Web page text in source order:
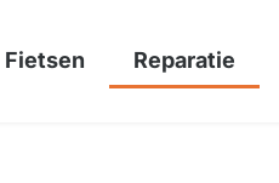
Fietsen Reparatie